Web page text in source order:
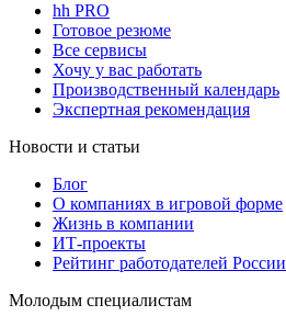
hh PRO
Готовое резюме
Все сервисы
Хочу у вас работать
Производственный календарь
Экспертная рекомендация
Новости и статьи
Блог
О компаниях в игровой форме
Жизнь в компании
ИТ-проекты
Рейтинг работодателей России
Молодым специалистам